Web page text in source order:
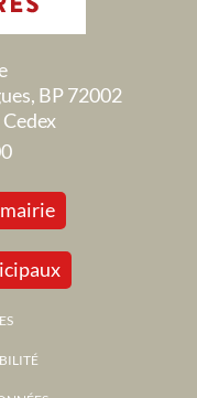
BP 72002